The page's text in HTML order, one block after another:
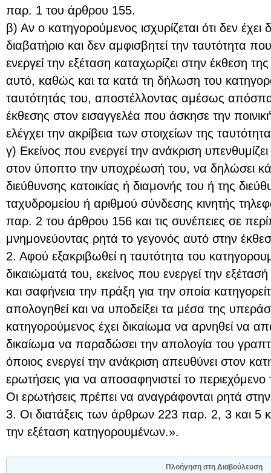
παρ. 1 του άρθρου 155.
β) Αν ο κατηγορούμενος ισχυρίζεται ότι δεν έχει
διαβατήριο και δεν αμφισβητεί την ταυτότητα
ενεργεί την εξέταση καταχωρίζει στην έκθεση
αυτό, καθώς και τα κατά τη δήλωση του
ταυτότητάς του, αποστέλλοντας αμέσως
έκθεσης στον εισαγγελέα που άσκησε την
ελέγχει την ακρίβεια των στοιχείων της
γ) Εκείνος που ενεργεί την ανάκριση
στον ύποπτο την υποχρέωσή του, να δηλώσει
διεύθυνσης κατοικίας ή διαμονής του ή της
ταχυδρομείου ή αριθμού σύνδεσης κινητής
παρ. 2 του άρθρου 156 και τις συνέπειες σε
μνημονεύοντας ρητά το γεγονός αυτό στην
2. Αφού εξακριβωθεί η ταυτότητα του
δικαιώματά του, εκείνος που ενεργεί την
και σαφήνεια την πράξη για την οποία
απολογηθεί και να υποδείξει τα μέσα της
κατηγορούμενος έχει δικαίωμα να αρνηθεί να
δικαίωμα να παραδώσει την απολογία του
όποιος ενεργεί την ανάκριση απευθύνει στον
ερωτήσεις για να αποσαφηνιστεί το
Οι ερωτήσεις πρέπει να αναγράφονται ρητά
3. Οι διατάξεις των άρθρων 223 παρ. 2, 3 και 5
την εξέταση κατηγορουμένων.».
Πλοήγηση στη Διαβούλευση